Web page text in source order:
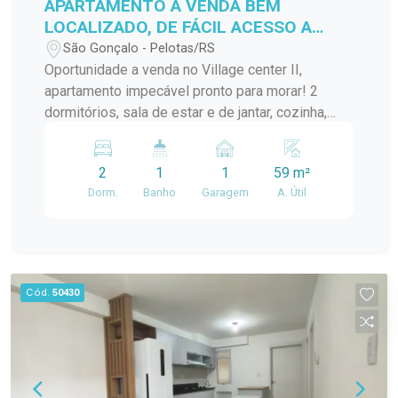
APARTAMENTO A VENDA BEM
LOCALIZADO, DE FÁCIL ACESSO A
VÁRIOS PONTOS DA CIDADE!
São Gonçalo - Pelotas/RS
Oportunidade a venda no Village center II,
apartamento impecável pronto para morar! 2
dormitórios, sala de estar e de jantar, cozinha,
quem busca praticidade no dia a dia!
2
Dorm.
1
Banho
1
Garagem
59 m²
A. Útil
Cód. 50430